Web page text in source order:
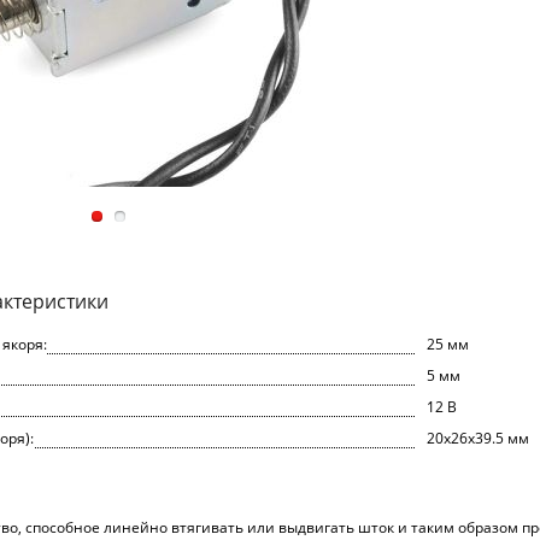
25 мм
5 мм
12 В
20x26x39.5 мм
способное линейно втягивать или выдвигать шток и таким